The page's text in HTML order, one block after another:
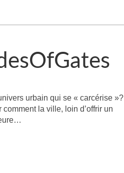
urbain qui se « carcérise »?
la ville, loin d’offrir un